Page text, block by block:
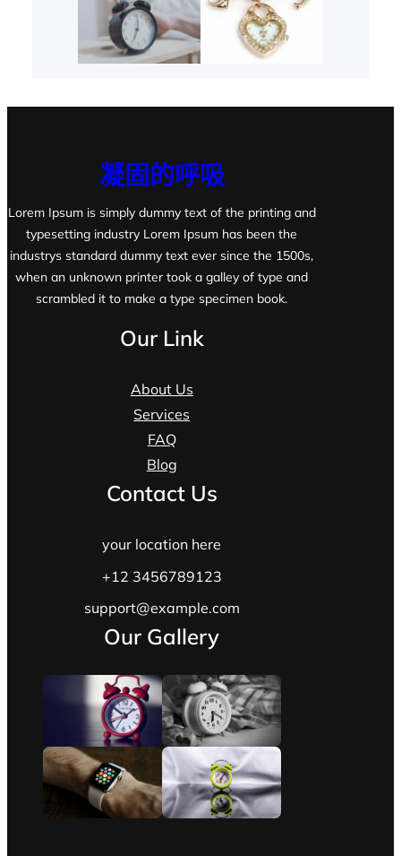
凝固的呼吸
Lorem Ipsum is simply dummy text of the printing and
typesetting industry Lorem Ipsum has been the
industrys standard dummy text ever since the 1500s,
when an unknown printer took a galley of type and
scrambled it to make a type specimen book.
Our Link
About Us
Services
FAQ
Blog
Contact Us
your location here
+12 3456789123
support@example.com
Our Gallery